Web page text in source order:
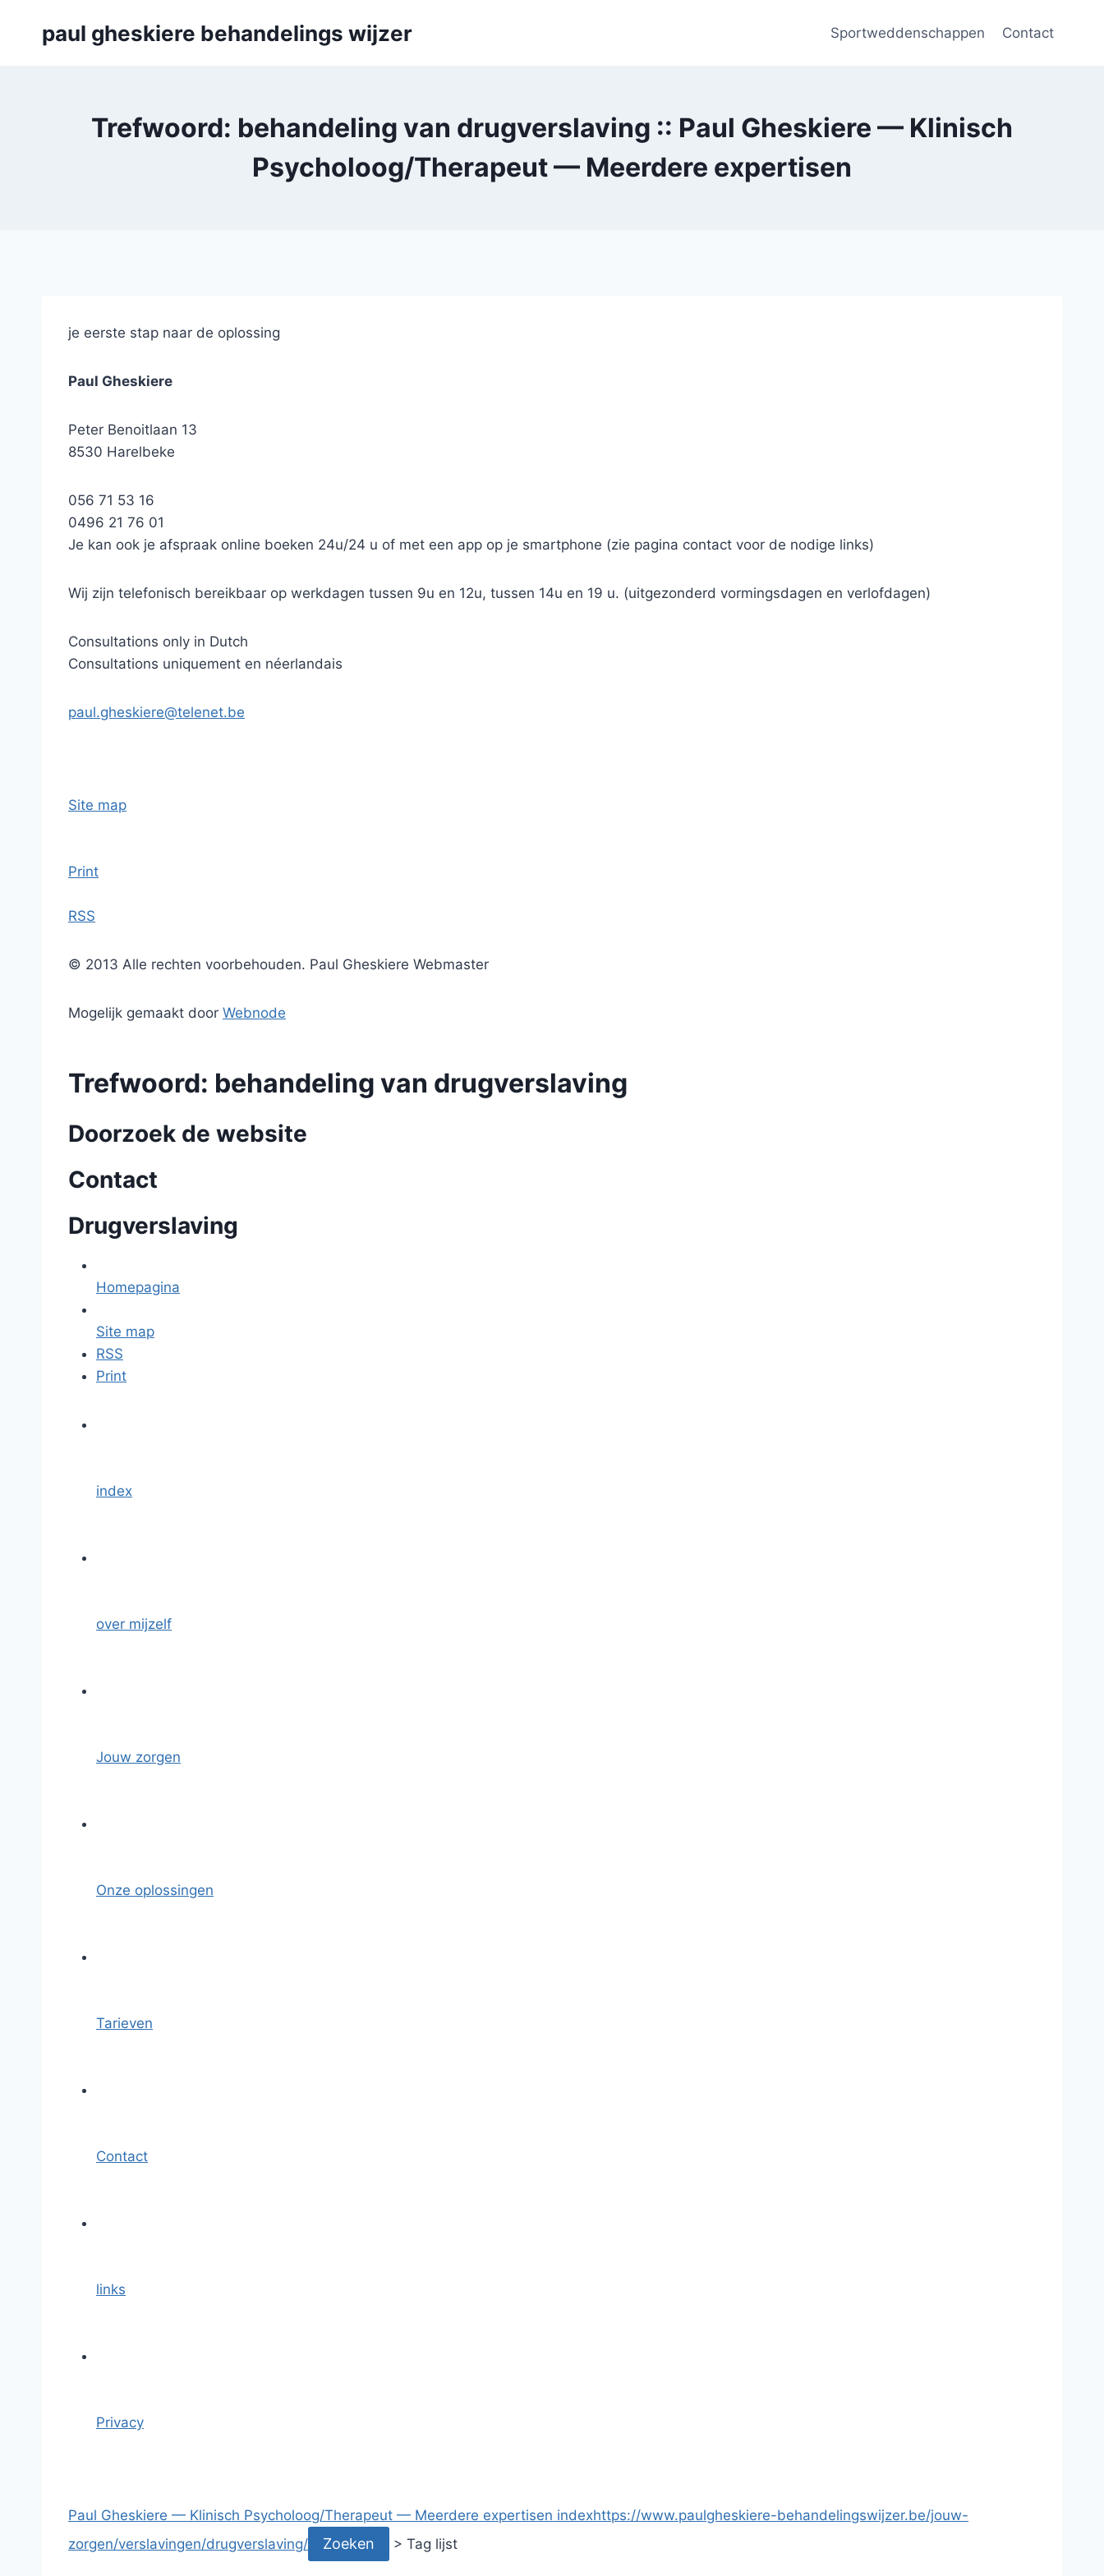
paul gheskiere behandelings wijzer Sportweddenschappen Contact
Trefwoord: behandeling van drugverslaving :: Paul Gheskiere — Klinisch
Psycholoog/Therapeut — Meerdere expertisen
je eerste stap naar de oplossing
Paul Gheskiere
Peter Benoitlaan 13
8530 Harelbeke
056 71 53 16
0496 21 76 01
Je kan ook je afspraak online boeken 24u/24 u of met een app op je smartphone (zie pagina contact voor de nodige links)
Wij zijn telefonisch bereikbaar op werkdagen tussen 9u en 12u, tussen 14u en 19 u. (uitgezonderd vormingsdagen en verlofdagen)
Consultations only in Dutch
Consultations uniquement en néerlandais
paul.gheskiere@telenet.be
Site map
Print
RSS
© 2013 Alle rechten voorbehouden. Paul Gheskiere Webmaster
Mogelijk gemaakt door Webnode
Trefwoord: behandeling van drugverslaving
Doorzoek de website
Contact
Drugverslaving
Homepagina
Site map
RSS
Print
index
over mijzelf
Jouw zorgen
Onze oplossingen
Tarieven
Contact
links
Privacy
Paul Gheskiere — Klinisch Psycholoog/Therapeut — Meerdere expertisen indexhttps://www.paulgheskiere-behandelingswijzer.be/jouw-
zorgen/verslavingen/drugverslaving/
> Tag lijst